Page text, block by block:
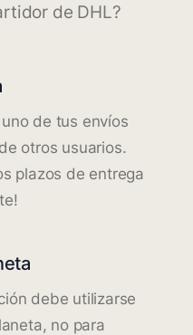
de DHL?
de tus envíos
otros usuarios.
plazos de entrega
debe utilizarse
no para